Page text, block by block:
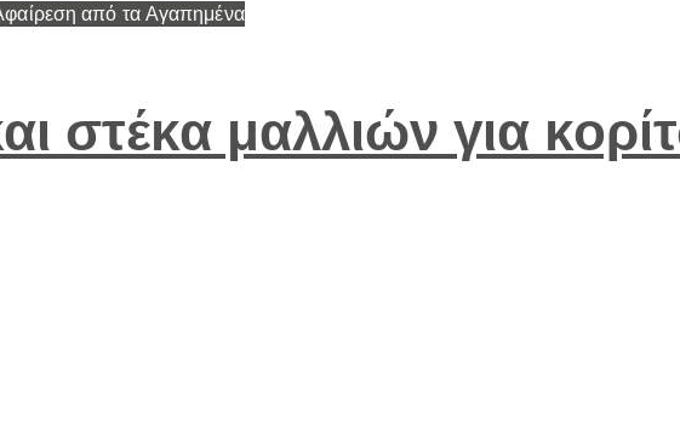
από τα Αγαπημένα
στέκα μαλλιών για